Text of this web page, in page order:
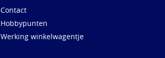
Contact
Hobbypunten
Werking winkelwagentje